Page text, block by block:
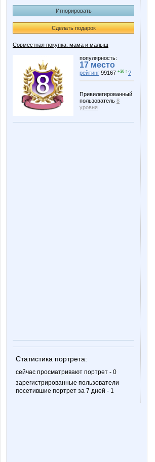
Игнорировать
Сделать подарок
Совместная покупка: мама и малыш
популярность:
17 место
рейтинг 99167 +30 ↑ ?
Привилегированный
пользователь 8
уровня
Статистика портрета:
сейчас просматривают портрет - 0
зарегистрированные пользователи
посетившие портрет за 7 дней - 1